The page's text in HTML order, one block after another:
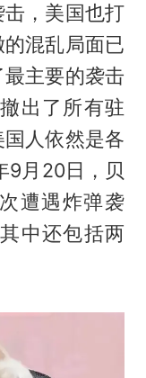
，美国也打
混乱局面已
主要的袭击
出了所有驻
人依然是各
9月20日，贝
遭遇炸弹袭
中还包括两